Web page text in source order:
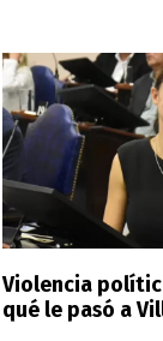
Violencia
qué le pasó a